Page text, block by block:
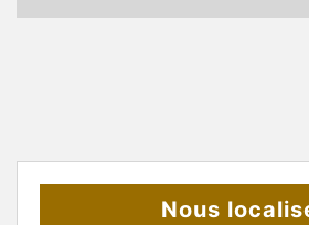
Nous